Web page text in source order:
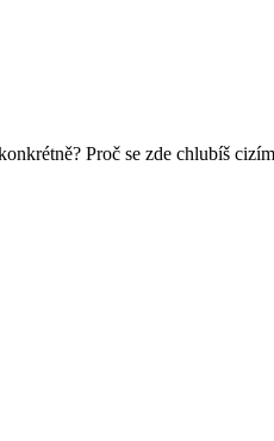
Proč se zde chlubíš